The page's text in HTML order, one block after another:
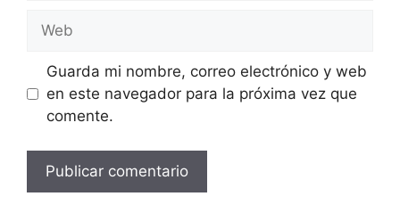
Web
Guarda mi nombre, correo electrónico y web
en este navegador para la próxima vez que
comente.